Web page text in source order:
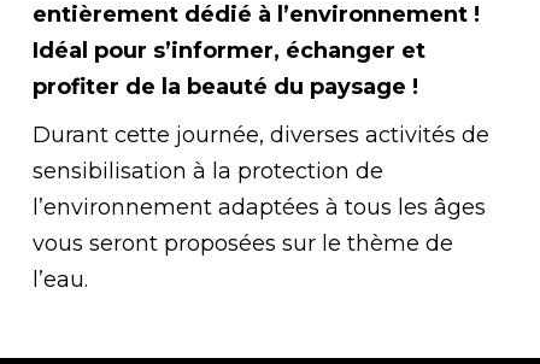
entièrement dédié à l’environnement !
Idéal pour s’informer, échanger et
profiter de la beauté du paysage !
Durant cette journée, diverses activités de
sensibilisation à la protection de
l’environnement adaptées à tous les âges
vous seront proposées sur le thème de
l’eau.